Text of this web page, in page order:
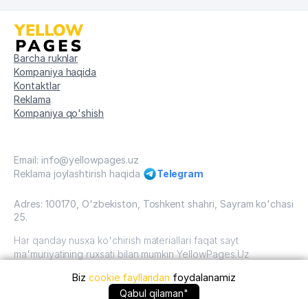
+99871 ... qo'ng'iroq qilish
Barcha ruknlar
Kompaniya haqida
Kontaktlar
Reklama
Kompaniya qo'shish
Email: info@yellowpages.uz
Reklama joylashtirish haqida
Telegram
Adres: 100170, O'zbekiston, Toshkent shahri, Sayram ko'chasi
25.
Har qanday nusxa ko'chirish materiallari faqat sayt
ma'muriyatining ruxsati bilan mumkin YellowPages.Uz
O'zbekiston, 2009 - 2026 / O'zbekiston "sariq
sahifalar"mualliflik huquqi. Barcha huquqlar himoyalangan.
Bizcookie fayllaridan foydalanamiz
Qabul qilaman"